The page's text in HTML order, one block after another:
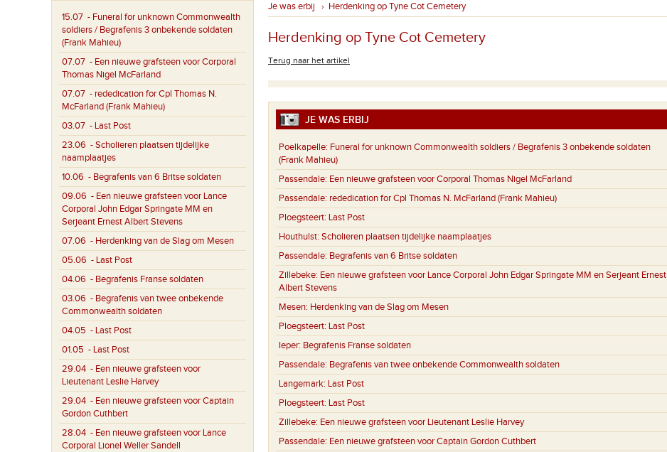
15.07 - Funeral for unknown Commonwealth
soldiers / Begrafenis 3 onbekende soldaten
(Frank Mahieu)
07.07 - Een nieuwe grafsteen voor Corporal
Thomas Nigel McFarland
07.07 - rededication for Cpl Thomas N.
McFarland (Frank Mahieu)
03.07 - Last Post
23.06 - Scholieren plaatsen tijdelijke
naamplaatjes
10.06 - Begrafenis van 6 Britse soldaten
09.06 - Een nieuwe grafsteen voor Lance
Corporal John Edgar Springate MM en
Serjeant Ernest Albert Stevens
07.06 - Herdenking van de Slag om Mesen
05.06 - Last Post
04.06 - Begrafenis Franse soldaten
03.06 - Begrafenis van twee onbekende
Commonwealth soldaten
04.05 - Last Post
01.05 - Last Post
29.04 - Een nieuwe grafsteen voor
Lieutenant Leslie Harvey
29.04 - Een nieuwe grafsteen voor Captain
Gordon Cuthbert
28.04 - Een nieuwe grafsteen voor Lance
Corporal Lionel Weller Sandell
Je was erbij › Herdenking op Tyne Cot Cemetery
Herdenking op Tyne Cot Cemetery
Terug naar het artikel
JE WAS ERBIJ
Poelkapelle: Funeral for unknown Commonwealth soldiers / Begrafenis 3 onbekende soldaten
(Frank Mahieu)
Passendale: Een nieuwe grafsteen voor Corporal Thomas Nigel McFarland
Passendale: rededication for Cpl Thomas N. McFarland (Frank Mahieu)
Ploegsteert: Last Post
Houthulst: Scholieren plaatsen tijdelijke naamplaatjes
Passendale: Begrafenis van 6 Britse soldaten
Zillebeke: Een nieuwe grafsteen voor Lance Corporal John Edgar Springate MM en Serjeant Ernest
Albert Stevens
Mesen: Herdenking van de Slag om Mesen
Ploegsteert: Last Post
Ieper: Begrafenis Franse soldaten
Passendale: Begrafenis van twee onbekende Commonwealth soldaten
Langemark: Last Post
Ploegsteert: Last Post
Zillebeke: Een nieuwe grafsteen voor Lieutenant Leslie Harvey
Passendale: Een nieuwe grafsteen voor Captain Gordon Cuthbert